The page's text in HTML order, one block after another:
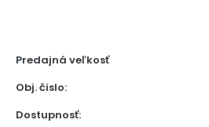
Predajná veľkosť
Obj. čislo:
Dostupnosť: